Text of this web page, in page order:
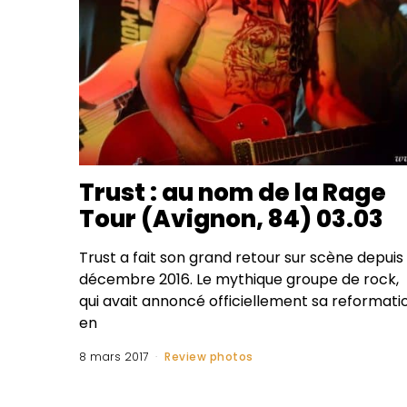
Trust : au nom de la Rage
Tour (Avignon, 84) 03.03
Trust a fait son grand retour sur scène depuis
décembre 2016. Le mythique groupe de rock,
qui avait annoncé officiellement sa
en
8 mars 2017 Review photos